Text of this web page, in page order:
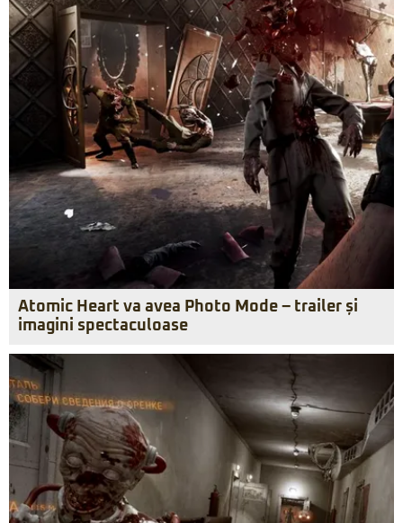
Atomic Heart va avea Photo Mode – trailer și
imagini spectaculoase